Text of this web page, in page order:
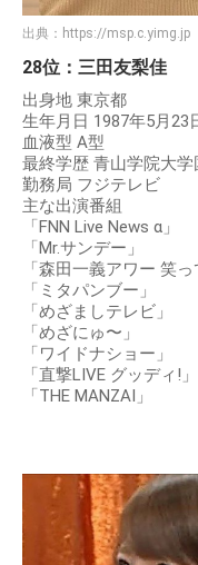
出典： https://msp.c.yimg.jp
28位：三田友梨佳
出身地 東京都
生年月日 1987年5月23
血液型 A型
最終学歴 青山学院大
勤務局 フジテレビ
主な出演番組
「FNN Live News α」
「Mr.サンデー」
「森田一義アワー 笑っ
「ミタパンブー」
「めざましテレビ」
「めざにゅ〜」
「ワイドナショー」
「直撃LIVE グッディ!」
「THE MANZAI」